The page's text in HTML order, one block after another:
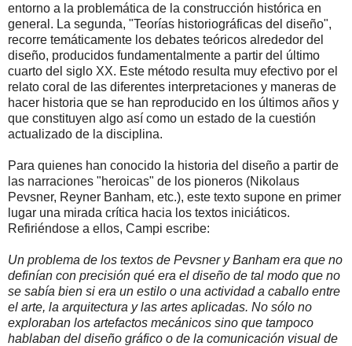
entorno a la problemática de la construcción histórica en
general. La segunda, "Teorías historiográficas del diseño",
recorre temáticamente los debates teóricos alrededor del
diseño, producidos fundamentalmente a partir del último
cuarto del siglo XX. Este método resulta muy efectivo por el
relato coral de las diferentes interpretaciones y maneras de
hacer historia que se han reproducido en los últimos años y
que constituyen algo así como un estado de la cuestión
actualizado de la disciplina.
Para quienes han conocido la historia del diseño a partir de
las narraciones "heroicas" de los pioneros (Nikolaus
Pevsner, Reyner Banham, etc.), este texto supone en primer
lugar una mirada crítica hacia los textos iniciáticos.
Refiriéndose a ellos, Campi escribe:
Un problema de los textos de Pevsner y Banham era que no
definían con precisión qué era el diseño de tal modo que no
se sabía bien si era un estilo o una actividad a caballo entre
el arte, la arquitectura y las artes aplicadas. No sólo no
exploraban los artefactos mecánicos sino que tampoco
hablaban del diseño gráfico o de la comunicación visual de